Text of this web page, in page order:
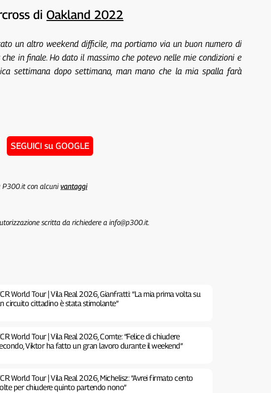
di Oakland 2022
un altro weekend difficile, ma portiamo via un buon numero di
in finale. Ho dato il massimo che potevo nelle mie condizioni e
settimana dopo settimana, man mano che la mia spalla farà
SEGUICI su GOOGLE
P300.it con alcunivantaggi
scritta da richiedere a info@p300.it.
World Tour | Vila Real 2026, Gianfratti: “La mia prima volta su
circuito cittadino è stata stimolante”
World Tour | Vila Real 2026, Comte: “Felice di chiudere
Viktor ha fatto un gran lavoro durante il weekend”
World Tour | Vila Real 2026, Michelisz: “Avrei firmato cento
per chiudere quinto partendo nono”